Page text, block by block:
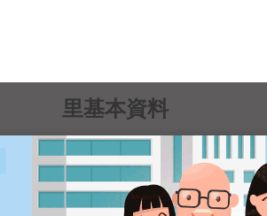
里基本資料